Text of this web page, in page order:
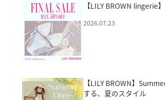
【LILY BROWN lingerie
2026.07.23
【LILY BROWN】
する、夏のスタイル